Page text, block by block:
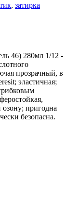
, затирка
46) 280мл 1/12 -
прозрачный, в
эластичная;
пригодна
безопасна.